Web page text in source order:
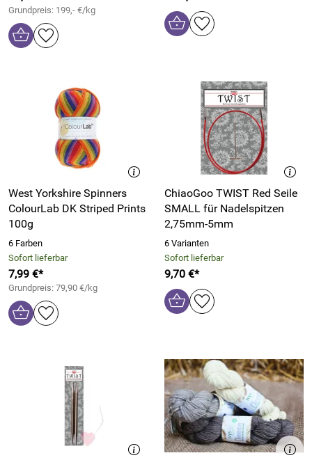
Grundpreis: 199,- €/kg
West Yorkshire Spinners
ColourLab DK Striped Prints
100g
6 Farben
Sofort lieferbar
7,99 €*
Grundpreis: 79,90 €/kg
ChiaoGoo TWIST Red Seile
SMALL für Nadelspitzen
2,75mm-5mm
6 Varianten
Sofort lieferbar
9,70 €*